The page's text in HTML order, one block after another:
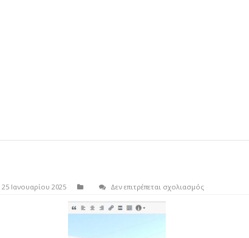
25 Ιανουαρίου 2025 Δεν επιτρέπεται σχολιασμόςστο